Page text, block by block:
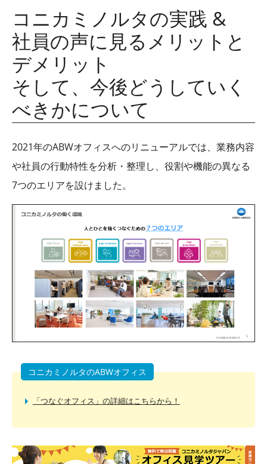
コニカミノルタの実践 &
社員の声に見るメリットと
デメリット
そして、今後どうしていく
べきかについて
2021年のABWオフィスへのリニューアルでは、業務内容
や社員の行動特性を分析・整理し、役割や機能の異なる
7つのエリアを設けました。
コニカミノルタのABWオフィス
「つなぐオフィス」の詳細はこちらから！